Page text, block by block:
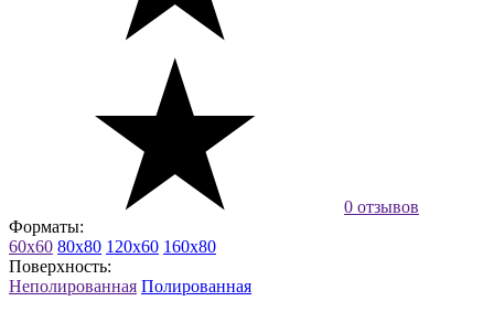
0 отзывов
Форматы:
60x60 80x80 120x60 160x80
Поверхность:
Неполированная Полированная